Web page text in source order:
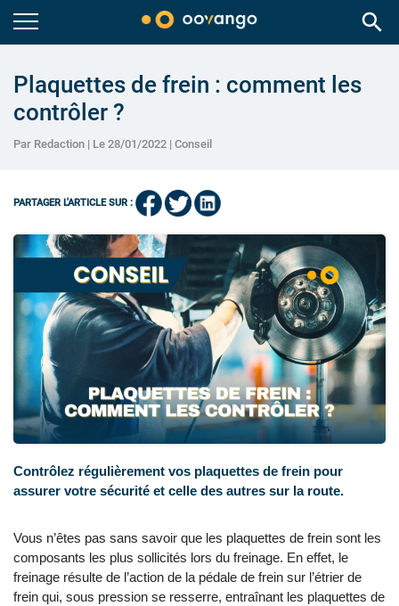
search
Plaquettes de frein : comment les
contrôler ?
Par Redaction | Le 28/01/2022 | Conseil
PARTAGER L'ARTICLE SUR :
Contrôlez régulièrement vos plaquettes de frein pour
assurer votre sécurité et celle des autres sur la route.
Vous n’êtes pas sans savoir que les plaquettes de frein sont les
composants les plus sollicités lors du freinage. En effet, le
freinage résulte de l’action de la pédale de frein sur l’étrier de
frein qui, sous pression se resserre, entraînant les plaquettes de